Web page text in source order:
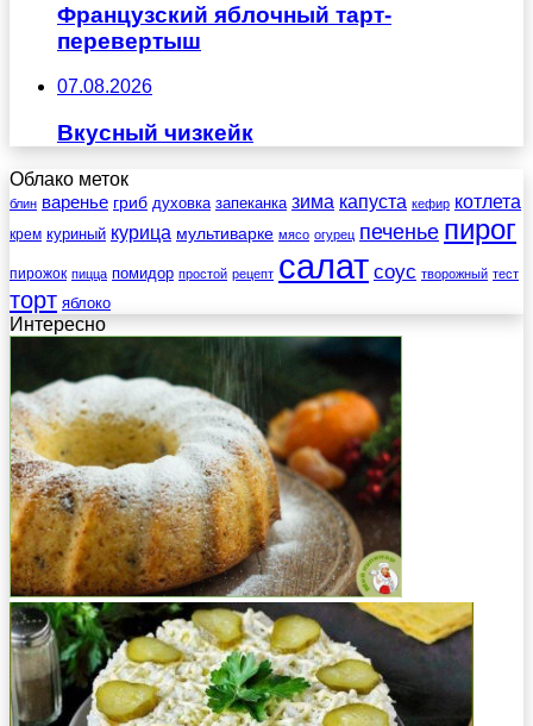
Французский яблочный тарт-
перевертыш
07.08.2026
Вкусный чизкейк
Облако меток
блин варенье гриб духовка запеканка зима капуста кефир котлета
крем куриный курица мультиварке мясо огурец печенье пирог
пирожок пицца помидор простой рецепт салат соус творожный тест
торт яблоко
Интересно